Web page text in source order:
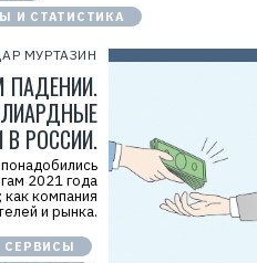
И СТАТИСТИКА
МУРТАЗИН
ПАДЕНИИ.
РОССИИ.
2021 года
как компания
и рынка.
СЕРВИСЫ
1
8